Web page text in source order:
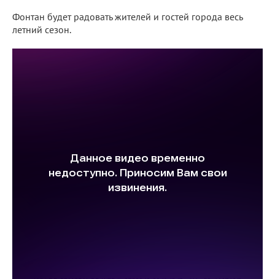
Фонтан будет радовать жителей и гостей города весь
летний сезон.